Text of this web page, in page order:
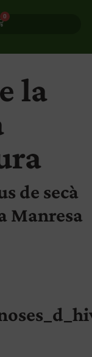
0
la
de secà
Manresa